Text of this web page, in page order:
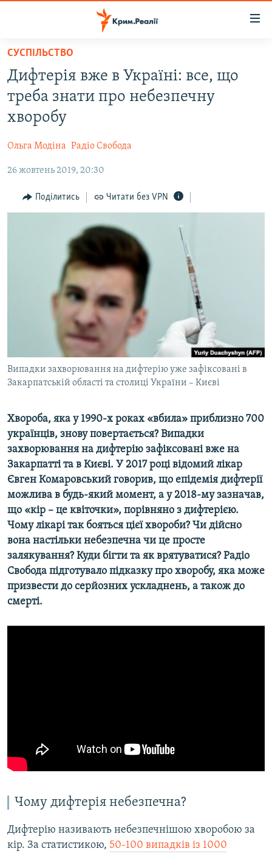
Перейти
основного
матеріалу
Перейти
до
основної
Перейти
пошуку
НОВИНИ
ВОДА.КРИМ
ВІДЕО ТА ФОТО
БЛОГИ
ПОГЛЯД
ІНТЕРВ'Ю
СПЕЦПРОЕКТИ
ДЕПОРТАЦІЯ
ВІДЕОУРОКИ «ELIFBE»
СВІДЧЕННЯ ОКУПАЦІЇ
УКРАЇНСЬКА ПРОБЛЕМА КРИМУ
ІНФОГРАФІКА
ЯК ОБІЙТИ БЛОКУВАННЯ
Qırımtatar
ДОЛУЧАЙСЯ!
СУСПІЛЬСТВО
Дифтерія вже в Україні: все, що
треба знати про небезпечну
хворобу
Ольга Модіна Радіо Свобода
26 жовтень 2019, 20:30
Поділитись Читати без VPN
Випадки захворювання на дифтерію уже зафіксовані в
Закарпатській області та столиці України – Києві
Хвороба, яка у 1990-х роках «вбила» приблизно 700
українців, знову повертається? Випадки
захворювання на дифтерію зафіксовані вже на
Закарпатті та в Києві. У 2017 році відомий лікар
Євген Комаровський говорив, що епідемія дифтерії
можлива в будь-який момент​, а у 2018-му зазначав,
що «кір – це квіточки», порівняно з дифтерією.
Чому лікарі так бояться цієї хвороби? Чи дійсно
вона настільки небезпечна чи це просте
залякування? Куди бігти та як врятуватися? Радіо
Свобода підготувало підказку про хворобу, яка може
призвести до серйозних ускладнень, а також до
смерті.
Чому дифтерія небезпечна?
Дифтерію називають небезпечнішою хворобою за
кір. За статистикою, 50-100 випадків із 1000